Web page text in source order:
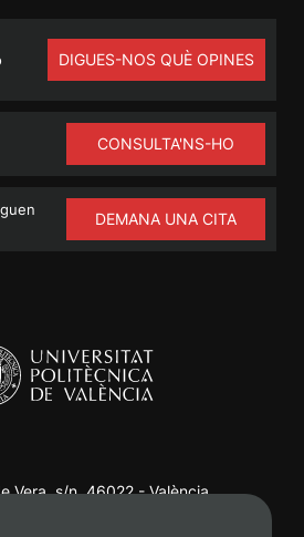
DIGUES-NOS QUÈ OPINES
CONSULTA'NS-HO
DEMANA UNA CITA
Vera, s/n. 46022 - València